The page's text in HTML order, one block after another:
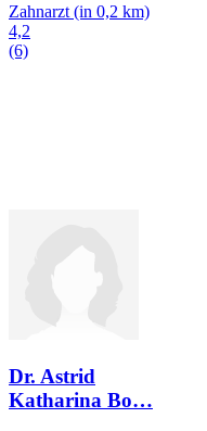
Zahnarzt (in 0,2 km)
4,2
(6)
Dr. Astrid
Katharina Bo…